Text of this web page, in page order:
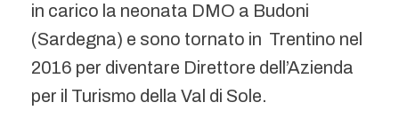
in carico la neonata DMO a Budoni
(Sardegna) e sono tornato in Trentino nel
2016 per diventare Direttore dell’Azienda
per il Turismo della Val di Sole.